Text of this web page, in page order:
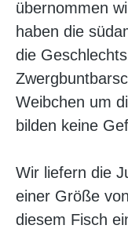
übernommen
haben die
die
Weibchen um
bilden keine
Wir liefern die
einer Größe
diesem Fisch